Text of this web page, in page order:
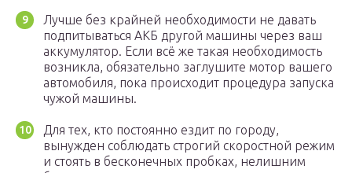
Лучше без крайней необходимости не давать
подпитываться АКБ другой машины через ваш
аккумулятор. Если всё же такая необходимость
возникла, обязательно заглушите мотор вашего
автомобиля, пока происходит процедура запуска
чужой машины.
Для тех, кто постоянно ездит по городу,
вынужден соблюдать строгий скоростной режим
и стоять в бесконечных пробках, нелишним